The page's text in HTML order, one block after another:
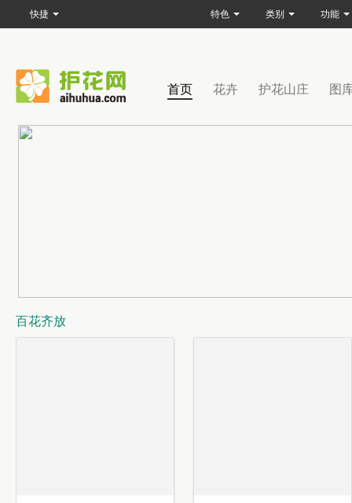
首页 花卉 护花山庄 图
百花齐放
快捷 特色 类别 功能